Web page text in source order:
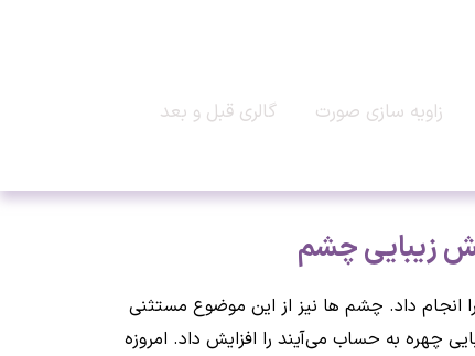
زاویه سازی صورت
گالری قبل و بعد
زیبایی چشم
انجام داد. چشم ها نیز از این موضوع مستثنی
چهره به حساب می‌آیند را افزایش داد. امروزه